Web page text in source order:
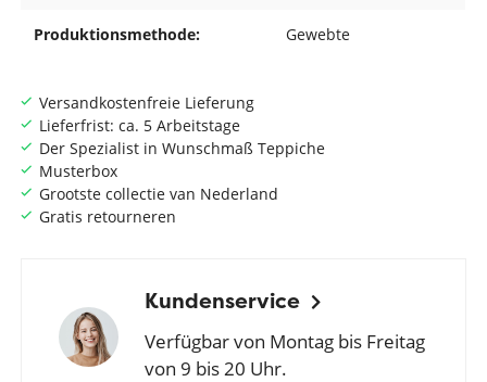
Versandkostenfreie Lieferung
Lieferfrist: ca. 5 Arbeitstage
Der Spezialist in Wunschmaß Teppiche
Musterbox
Grootste collectie van Nederland
Gratis retourneren
Kundenservice
Verfügbar von Montag bis Freitag
von 9 bis 20 Uhr.
Produktionsmethode: Gewebte